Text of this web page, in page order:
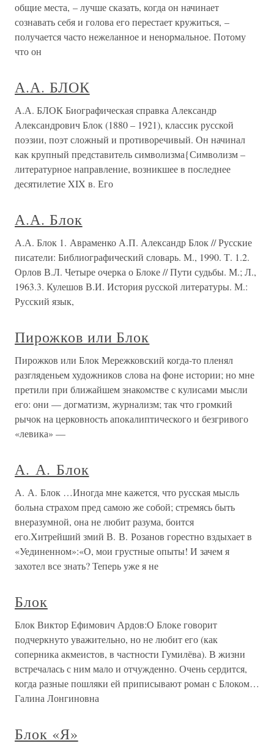
общие места, – лучше сказать, когда он начинает
сознавать себя и голова его перестает кружиться, –
получается часто нежеланное и ненормальное. Потому
что он
А.А. БЛОК
А.А. БЛОК Биографическая справка Александр
Александрович Блок (1880 – 1921), классик русской
поэзии, поэт сложный и противоречивый. Он начинал
как крупный представитель символизма{Символизм –
литературное направление, возникшее в последнее
десятилетие XIX в. Его
А.А. Блок
А.А. Блок 1. Авраменко А.П. Александр Блок // Русские
писатели: Библиографический словарь. М., 1990. Т. 1.2.
Орлов В.Л. Четыре очерка о Блоке // Пути судьбы. М.; Л.,
1963.3. Кулешов В.И. История русской литературы. М.:
Русский язык,
Пирожков или Блок
Пирожков или Блок Мережковский когда-то пленял
разгляденьем художников слова на фоне истории; но мне
претили при ближайшем знакомстве с кулисами мысли
его: они — догматизм, журнализм; так что громкий
рычок на церковность апокалиптического и безгривого
«левика» —
А. А. Блок
А. А. Блок …Иногда мне кажется, что русская мысль
больна страхом пред самою же собой; стремясь быть
внеразумной, она не любит разума, боится
его.Хитрейший змий В. В. Розанов горестно вздыхает в
«Уединенном»:«О, мои грустные опыты! И зачем я
захотел все знать? Теперь уже я не
Блок
Блок Виктор Ефимович Ардов:О Блоке говорит
подчеркнуто уважительно, но не любит его (как
соперника акмеистов, в частности Гумилёва). В жизни
встречалась с ним мало и отчужденно. Очень сердится,
когда разные пошляки ей приписывают роман с Блоком…
Галина Лонгиновна
Блок «Я»